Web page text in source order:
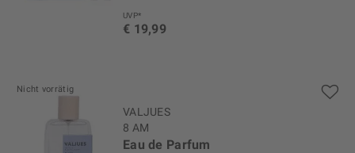
UVP*
€ 19,99
Nicht vorrätig
VALJUES
8 AM
Eau de Parfum